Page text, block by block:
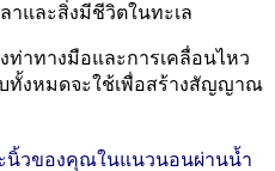
และสิ่งมีชีวิตในทะเล
าทางมือและการเคลื่อนไหว
ทั้งหมดจะใช้เพื่อสร้างสัญญาณ
นิ้วของคุณในแนวนอนผ่านน้ำ